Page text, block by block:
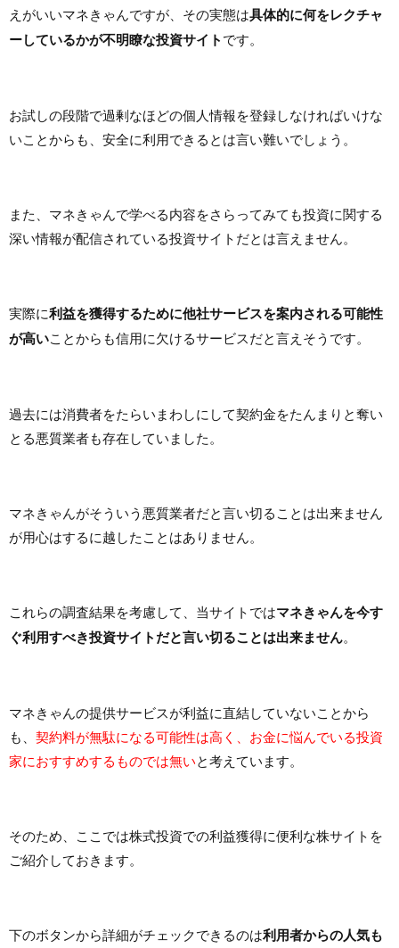
えがいいマネきゃんですが、その実態は具体的に何をレクチャ
ーしているかが不明瞭な投資サイトです。
お試しの段階で過剰なほどの個人情報を登録しなければいけな
いことからも、安全に利用できるとは言い難いでしょう。
また、マネきゃんで学べる内容をさらってみても投資に関する
深い情報が配信されている投資サイトだとは言えません。
実際に利益を獲得するために他社サービスを案内される可能性
が高いことからも信用に欠けるサービスだと言えそうです。
過去には消費者をたらいまわしにして契約金をたんまりと奪い
とる悪質業者も存在していました。
マネきゃんがそういう悪質業者だと言い切ることは出来ません
が用心はするに越したことはありません。
これらの調査結果を考慮して、当サイトではマネきゃんを今す
ぐ利用すべき投資サイトだと言い切ることは出来ません。
マネきゃんの提供サービスが利益に直結していないことから
も、 契約料が無駄になる可能性は高く、お金に悩んでいる投資
家におすすめするものでは無いと考えています。
そのため、ここでは株式投資での利益獲得に便利な株サイトを
ご紹介しておきます。
下のボタンから詳細がチェックできるのは利用者からの人気も